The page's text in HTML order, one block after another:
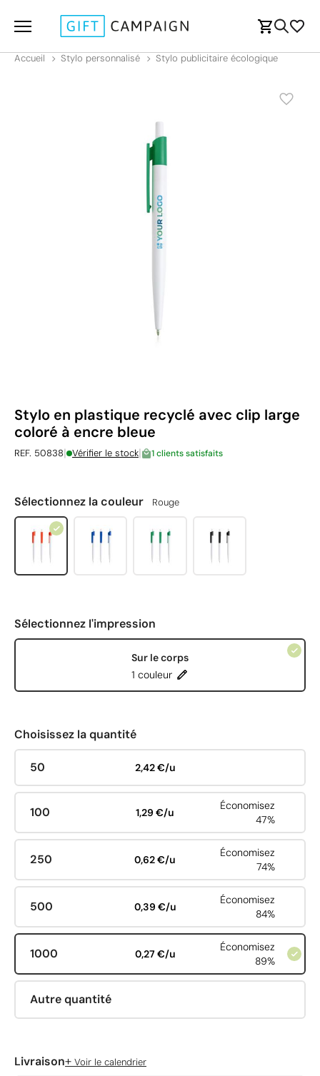
Accueil Stylo personnalisé Stylo publicitaire écologique
Stylo en plastique recyclé avec clip large
coloré à encre bleue
REF. 50838| Vérifier le stock| 1 clients satisfaits
Sélectionnez la couleur Rouge
Sélectionnez l'impression
Sur le corps
1 couleur
Choisissez la quantité
50 2,42 €/u
100 1,29 €/u
Économisez
47%
250 0,62 €/u
Économisez
74%
500 0,39 €/u
Économisez
84%
1000 0,27 €/u
Économisez
89%
Autre quantité
Livraison+ Voir le calendrier